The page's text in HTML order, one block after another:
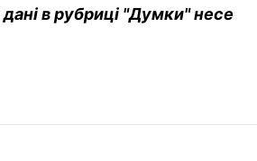
дані в рубриці "Думки" несе